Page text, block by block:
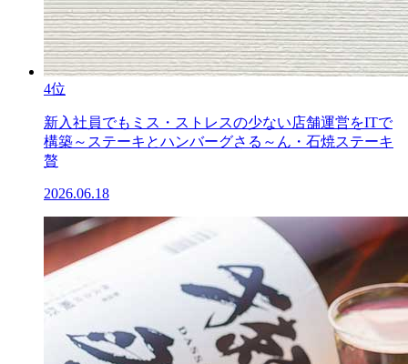
4位
新入社員でもミス・ストレスの少ない店舗運営をITで
構築～ステーキとハンバーグさる～ん・石焼ステーキ
贅
2026.06.18